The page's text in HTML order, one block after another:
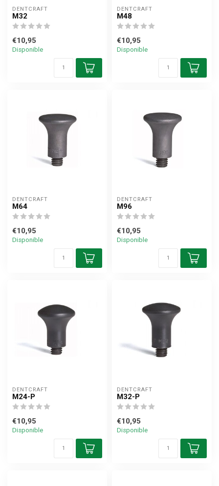
DENTCRAFT
M32
€10,95
Disponible
DENTCRAFT
M48
€10,95
Disponible
DENTCRAFT
M64
€10,95
Disponible
DENTCRAFT
M96
€10,95
Disponible
DENTCRAFT
M24-P
€10,95
Disponible
DENTCRAFT
M32-P
€10,95
Disponible